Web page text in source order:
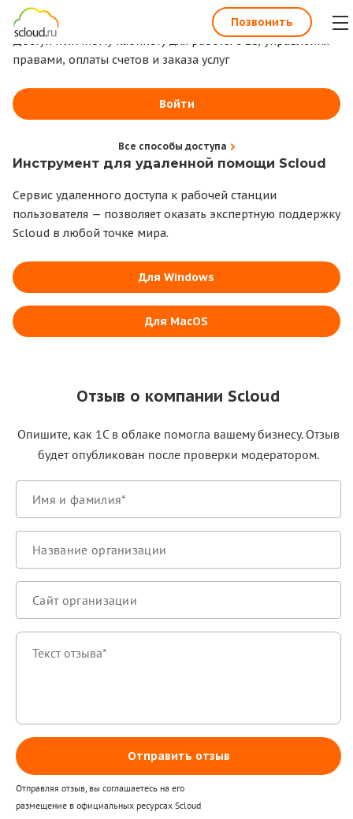
1С всегда под рукой
Доступ к личному кабинету для работы с 1С, управления
правами, оплаты счетов и заказа услуг
Войти
Все способы доступа
Инструмент для удаленной помощи Scloud
Сервис удаленного доступа к рабочей станции
пользователя — позволяет оказать экспертную поддержку
Scloud в любой точке мира.
Для Windows
Для MacOS
Позвонить
Отзыв о компании Scloud
Опишите, как 1С в облаке помогла вашему бизнесу. Отзыв
будет опубликован после проверки модератором.
Отправить отзыв
Отправляя отзыв, вы соглашаетесь на его
размещение в официальных ресурсах Scloud